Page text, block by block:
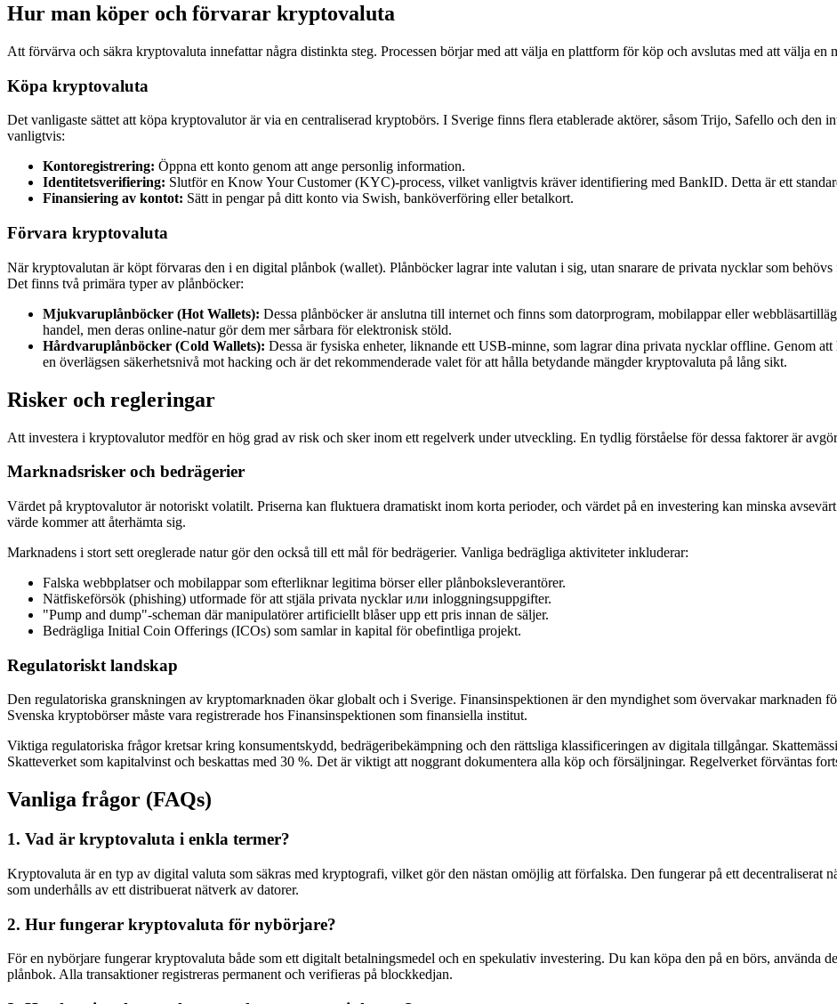
Hur man köper och förvarar kryptovaluta
Att förvärva och säkra kryptovaluta innefattar några distinkta steg. Processen börjar med att välja en plattform för köp och avslutas med att välja en
Köpa kryptovaluta
Det vanligaste sättet att köpa kryptovalutor är via en centraliserad kryptobörs. I Sverige finns flera etablerade aktörer, såsom Trijo, Safello och den
vanligtvis:
Kontoregistrering: Öppna ett konto genom att ange personlig information.
Identitetsverifiering: Slutför en Know Your Customer (KYC)-process, vilket vanligtvis kräver identifiering med BankID. Detta är ett
Finansiering av kontot: Sätt in pengar på ditt konto via Swish, banköverföring eller betalkort.
Förvara kryptovaluta
När kryptovalutan är köpt förvaras den i en digital plånbok (wallet). Plånböcker lagrar inte valutan i sig, utan snarare de privata nycklar som
Det finns två primära typer av plånböcker:
Mjukvaruplånböcker (Hot Wallets): Dessa plånböcker är anslutna till internet och finns som datorprogram, mobilappar eller
handel, men deras online-natur gör dem mer sårbara för elektronisk stöld.
Hårdvaruplånböcker (Cold Wallets): Dessa är fysiska enheter, liknande ett USB-minne, som lagrar dina privata nycklar offline. Genom
en överlägsen säkerhetsnivå mot hacking och är det rekommenderade valet för att hålla betydande mängder kryptovaluta på lång sikt.
Risker och regleringar
Att investera i kryptovalutor medför en hög grad av risk och sker inom ett regelverk under utveckling. En tydlig förståelse för dessa faktorer är
Marknadsrisker och bedrägerier
Värdet på kryptovalutor är notoriskt volatilt. Priserna kan fluktuera dramatiskt inom korta perioder, och värdet på en investering kan minska
värde kommer att återhämta sig.
Marknadens i stort sett oreglerade natur gör den också till ett mål för bedrägerier. Vanliga bedrägliga aktiviteter inkluderar:
Falska webbplatser och mobilappar som efterliknar legitima börser eller plånboksleverantörer.
Nätfiskeförsök (phishing) utformade för att stjäla privata nycklar или inloggningsuppgifter.
"Pump and dump"-scheman där manipulatörer artificiellt blåser upp ett pris innan de säljer.
Bedrägliga Initial Coin Offerings (ICOs) som samlar in kapital för obefintliga projekt.
Regulatoriskt landskap
Den regulatoriska granskningen av kryptomarknaden ökar globalt och i Sverige. Finansinspektionen är den myndighet som övervakar marknaden
Svenska kryptobörser måste vara registrerade hos Finansinspektionen som finansiella institut.
Viktiga regulatoriska frågor kretsar kring konsumentskydd, bedrägeribekämpning och den rättsliga klassificeringen av digitala tillgångar.
Skatteverket som kapitalvinst och beskattas med 30 %. Det är viktigt att noggrant dokumentera alla köp och försäljningar. Regelverket förväntas
Vanliga frågor (FAQs)
1. Vad är kryptovaluta i enkla termer?
Kryptovaluta är en typ av digital valuta som säkras med kryptografi, vilket gör den nästan omöjlig att förfalska. Den fungerar på ett decentraliserat
som underhålls av ett distribuerat nätverk av datorer.
2. Hur fungerar kryptovaluta för nybörjare?
För en nybörjare fungerar kryptovaluta både som ett digitalt betalningsmedel och en spekulativ investering. Du kan köpa den på en börs, använda
plånbok. Alla transaktioner registreras permanent och verifieras på blockkedjan.